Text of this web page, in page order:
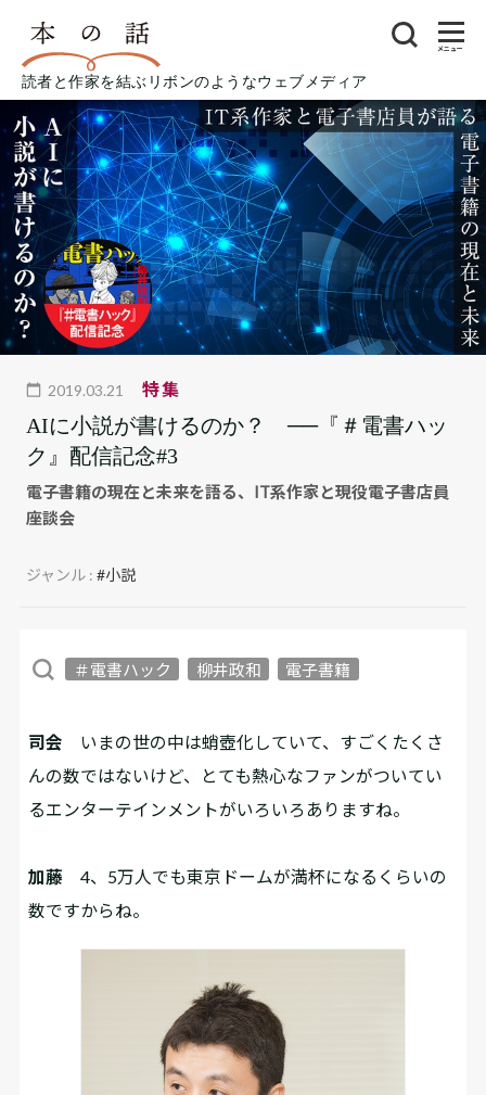
読者と作家を結ぶリボンのようなウェブメディア
メニュー
2019.03.21 特集
AIに小説が書けるのか？ ──『＃電書ハッ
ク』配信記念#3
電子書籍の現在と未来を語る、IT系作家と現役電子書店員
座談会
ジャンル :#小説
＃電書ハック 柳井政和 電子書籍
司会 いまの世の中は蛸壺化していて、すごくたくさ
んの数ではないけど、とても熱心なファンがついてい
るエンターテインメントがいろいろありますね。
加藤 4、5万人でも東京ドームが満杯になるくらいの
数ですからね。